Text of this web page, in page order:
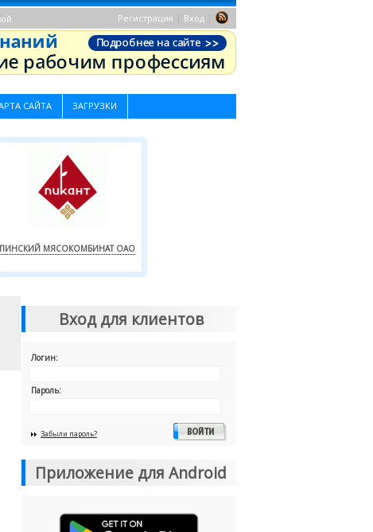
Регистрация Вход
САЙТА ЗАГРУЗКИ
ПИНСКИЙ МЯСОКОМБИНАТ ОАО
Вход для клиентов
Логин:
Пароль:
Забыли пароль?
Приложение для Android